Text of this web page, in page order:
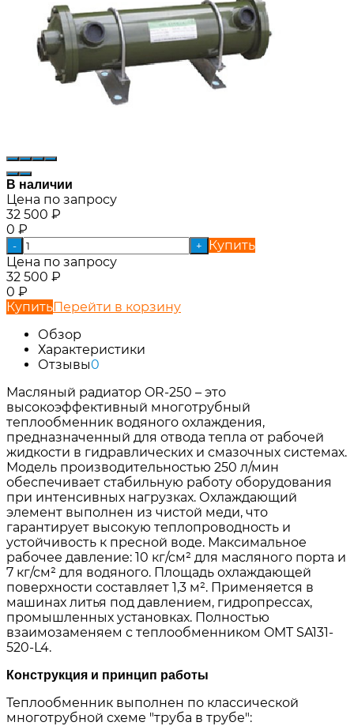
В наличии
Цена по запросу
32 500 ₽
0 ₽
- +
Купить
Цена по запросу
32 500 ₽
0 ₽
КупитьПерейти в корзину
Обзор
Характеристики
Отзывы0
Масляный радиатор OR-250 – это
высокоэффективный многотрубный
теплообменник водяного охлаждения,
предназначенный для отвода тепла от рабочей
жидкости в гидравлических и смазочных системах.
Модель производительностью 250 л/мин
обеспечивает стабильную работу оборудования
при интенсивных нагрузках. Охлаждающий
элемент выполнен из чистой меди, что
гарантирует высокую теплопроводность и
устойчивость к пресной воде. Максимальное
рабочее давление: 10 кг/см² для масляного порта и
7 кг/см² для водяного. Площадь охлаждающей
поверхности составляет 1,3 м². Применяется в
машинах литья под давлением, гидропрессах,
промышленных установках. Полностью
взаимозаменяем с теплообменником OMT SA131-
520-L4.
Конструкция и принцип работы
Теплообменник выполнен по классической
многотрубной схеме "труба в трубе":